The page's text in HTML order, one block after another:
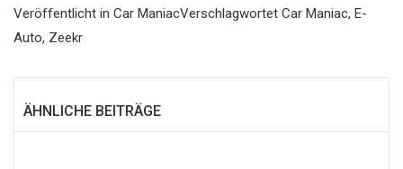
Veröffentlicht in Car ManiacVerschlagwortet Car Maniac, E-
Auto, Zeekr
ÄHNLICHE BEITRÄGE